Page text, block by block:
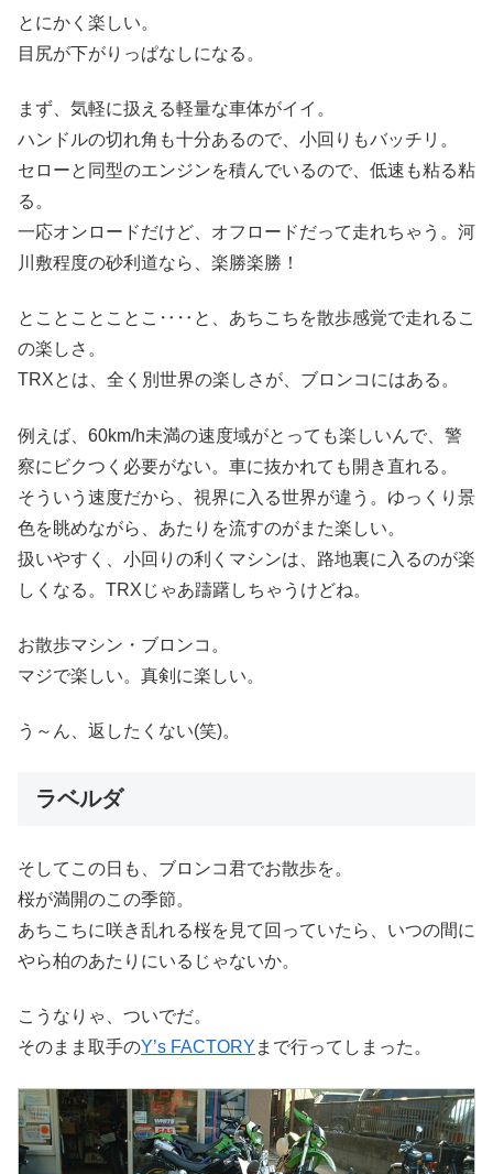
とにかく楽しい。
目尻が下がりっぱなしになる。
まず、気軽に扱える軽量な車体がイイ。
ハンドルの切れ角も十分あるので、小回りもバッチリ。
セローと同型のエンジンを積んでいるので、低速も粘る粘
る。
一応オンロードだけど、オフロードだって走れちゃう。河
川敷程度の砂利道なら、楽勝楽勝！
とことことことこ‥‥と、あちこちを散歩感覚で走れるこ
の楽しさ。
TRXとは、全く別世界の楽しさが、ブロンコにはある。
例えば、60km/h未満の速度域がとっても楽しいんで、警
察にビクつく必要がない。車に抜かれても開き直れる。
そういう速度だから、視界に入る世界が違う。ゆっくり景
色を眺めながら、あたりを流すのがまた楽しい。
扱いやすく、小回りの利くマシンは、路地裏に入るのが楽
しくなる。TRXじゃあ躊躇しちゃうけどね。
お散歩マシン・ブロンコ。
マジで楽しい。真剣に楽しい。
う～ん、返したくない(笑)。
ラベルダ
そしてこの日も、ブロンコ君でお散歩を。
桜が満開のこの季節。
あちこちに咲き乱れる桜を見て回っていたら、いつの間に
やら柏のあたりにいるじゃないか。
こうなりゃ、ついでだ。
そのまま取手のY’s FACTORY まで行ってしまった。